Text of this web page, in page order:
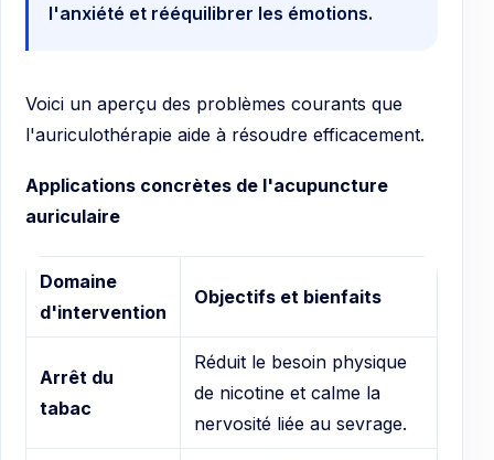
l'anxiété et rééquilibrer les émotions.
Voici un aperçu des problèmes courants que
l'auriculothérapie aide à résoudre efficacement.
Applications concrètes de l'acupuncture
auriculaire
Domaine
d'intervention
Objectifs et bienfaits
Arrêt du
tabac
Réduit le besoin physique
de nicotine et calme la
nervosité liée au sevrage.